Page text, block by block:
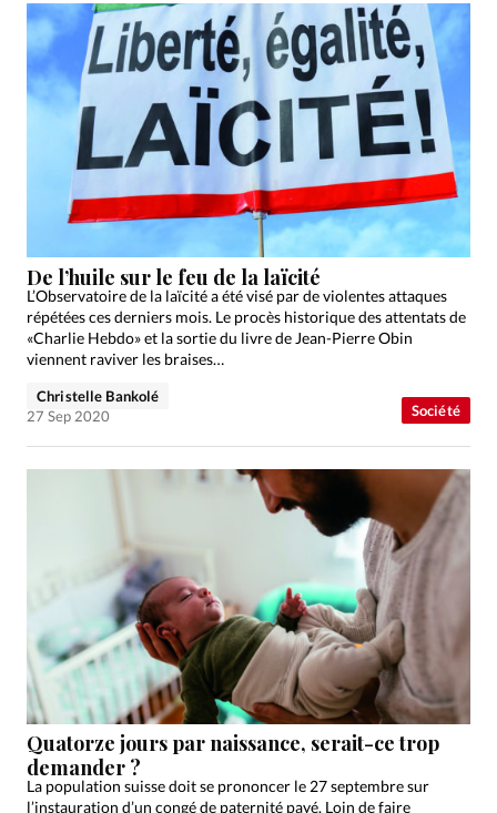
Société
De l’huile sur le feu de la laïcité
L’Observatoire de la laïcité a été visé par de violentes attaques
répétées ces derniers mois. Le procès historique des attentats de
«Charlie Hebdo» et la sortie du livre de Jean-Pierre Obin
viennent raviver les braises…
Christelle Bankolé
27 Sep 2020
Quatorze jours par naissance, serait-ce trop
demander ?
La population suisse doit se prononcer le 27 septembre sur
l’instauration d’un congé de paternité payé. Loin de faire